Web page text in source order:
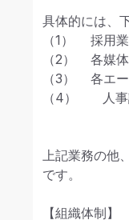
具体的には、
（1）	採用業務（採用要件の定義を決定、プロセスの策定、面接、選考の遂行）
（2）	各媒体への出稿
（3）	各エージェントとの定期的にターゲットの打ち合わせ
（4）　　人
上記業務の他
です。
【組織体制】